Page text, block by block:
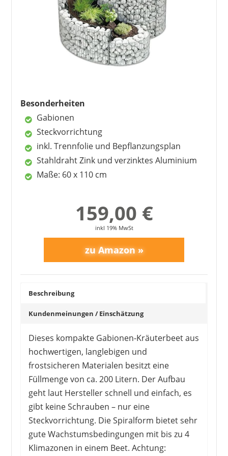
39,95 €
BELLISSA
8Wichtige Kaufkriterien für
Kräuterspiralen
9Tipps zu Pflege und Wartung
10Beliebte Hersteller – Obi, Belissa,
Prima Terra
11FAQ – die wichtigsten Fragen zu
Besonderheiten
Gabionen
Steckvorrichtung
inkl. Trennfolie und Bepflanzungsplan
Stahldraht Zink und verzinktes Aluminium
Maße: 60 x 110 cm
159,00 €
inkl 19% MwSt
Beschreibung
Kundenmeinungen / Einschätzung
Dieses kompakte Gabionen-Kräuterbeet aus
hochwertigen, langlebigen und
frostsicheren Materialen besitzt eine
Füllmenge von ca. 200 Litern. Der Aufbau
geht laut Hersteller schnell und einfach, es
gibt keine Schrauben – nur eine
Steckvorrichtung. Die Spiralform bietet sehr
gute Wachstumsbedingungen mit bis zu 4
Klimazonen in einem Beet. Achtung: